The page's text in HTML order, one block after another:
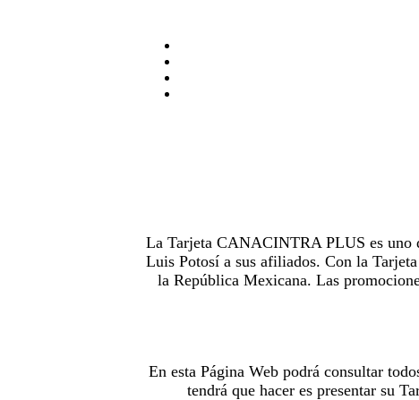
La Tarjeta CANACINTRA PLUS es uno
Luis Potosí a sus afiliados. Con la
la República Mexicana. Las
En esta Página Web podrá consultar
tendrá que hacer es presentar su